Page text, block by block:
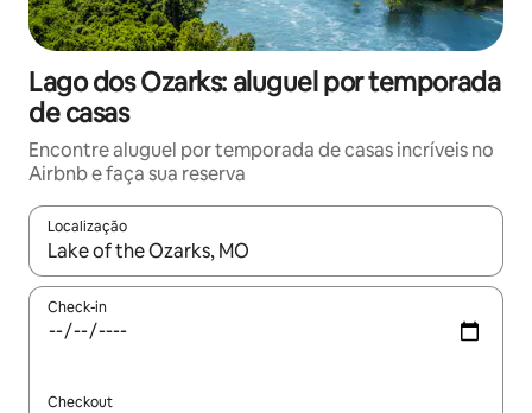
Lago dos Ozarks: aluguel por temporada
de casas
Encontre aluguel por temporada de casas incríveis no
Airbnb e faça sua reserva
Localização
Quando os resultados estiverem disponíveis, explore-os
Check-in
Checkout